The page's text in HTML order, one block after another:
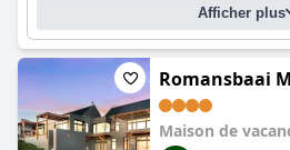
Afficher plus
Romansbaai
Maison de